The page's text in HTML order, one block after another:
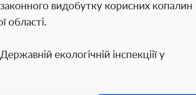
видобутку корисних копалин
області.
екологічній інспекціії у